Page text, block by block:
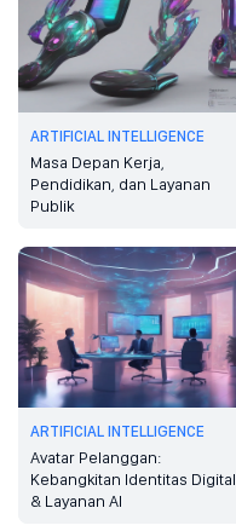
ARTIFICIAL INTELLIGENCE
Masa Depan Kerja,
Pendidikan, dan Layanan
Publik
ARTIFICIAL INTELLIGENCE
Avatar Pelanggan:
Kebangkitan Identitas Digital
& Layanan AI